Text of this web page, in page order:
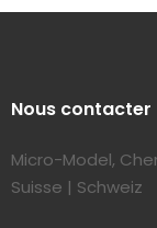
Nous contacter
Micro-Model,
Suisse | Schweiz